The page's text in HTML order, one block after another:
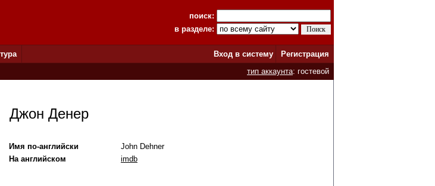
поиск:
в разделе:
Вход в систему
Регистрация
тип аккаунта: гостевой
Джон Денер
Имя по-английски
John Dehner
На английском
imdb